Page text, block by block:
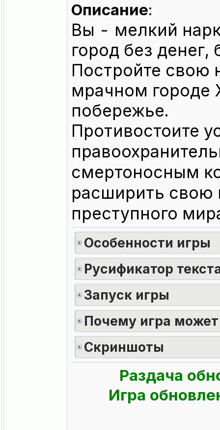
Описание:
Вы - мелкий
город без денег,
Постройте свою
мрачном городе
побережье.
Противостоите
смертоносным
расширить
преступного
Особенности игры
Русификатор
Запуск игры
Почему игра может
Скриншоты
Раздача
Игра